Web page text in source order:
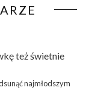
też świetnie
najmłodszym